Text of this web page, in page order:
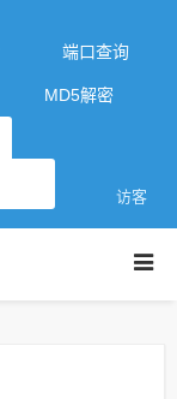
端口查询
MD5解密
访客